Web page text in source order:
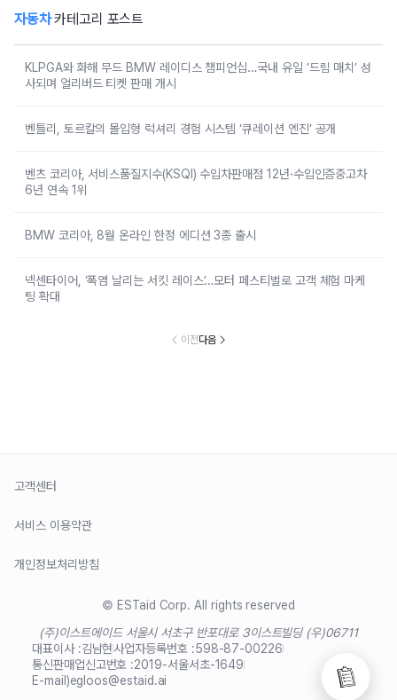
자동차카테고리 포스트
KLPGA와 화해 무드 BMW 레이디스 챔피언십…국내 유일 ‘드림 매치’ 성
사되며 얼리버드 티켓 판매 개시
벤틀리, 토르칼의 몰입형 럭셔리 경험 시스템 ‘큐레이션 엔진’ 공개
벤츠 코리아, 서비스품질지수(KSQI) 수입차판매점 12년·수입인증중고차
6년 연속 1위
BMW 코리아, 8월 온라인 한정 에디션 3종 출시
넥센타이어, ‘폭염 날리는 서킷 레이스’…모터 페스티벌로 고객 체험 마케
팅 확대
이전다음
고객센터
서비스 이용약관
개인정보처리방침
© ESTaid Corp. All rights reserved
(주)이스트에이드 서울시 서초구 반포대로 3이스트빌딩 (우)06711
대표이사 :김남현사업자등록번호 :598-87-00226
통신판매업신고번호 :2019-서울서초-1649
E-mail)egloos@estaid.ai